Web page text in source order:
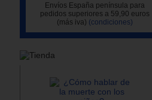
Envíos España península para
pedidos superiores a 59,90 euros
(más iva) (condiciones)